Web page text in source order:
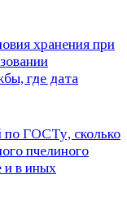
хранения при
где дата
по ГОСТу, сколько
пчелиного
и в иных